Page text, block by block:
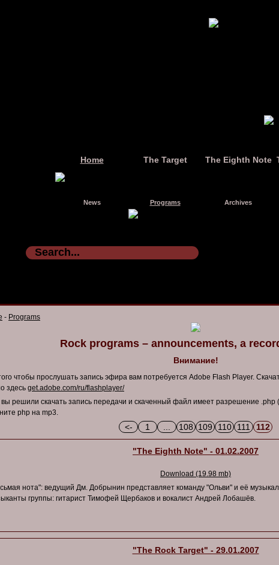
Home The Target The Eighth Note
News Programs Archives
- Programs
Rock programs – announcements, a
Внимание!
чтобы прослушать запись эфира вам потребуется Adobe Flash Player.
здесь get.adobe.com/ru/flashplayer/
вы решили скачать запись передачи и скаченный файл имеет разрешение .php
php на mp3.
<- 1 108 109 110 111 112
"The Eighth Note" - 01.02.2007
Download (19.98 mb)
нота": ведущий Дм. Добрынин представляет команду "Ольви" и её
группы: гитарист Тимофей Щербаков и вокалист Андрей Лобашёв.
"The Rock Target" - 29.01.2007